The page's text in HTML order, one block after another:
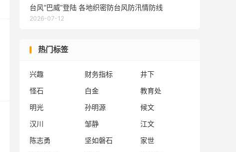
台风“巴威”登陆 各地织密防台风防汛情防线
2026-07-12
热门标签
兴趣 财务指标
井下
怪石
白金
教育处
明光
孙明源
候文
汉川
邹静
江文
陈志勇
坚如磐石
家世